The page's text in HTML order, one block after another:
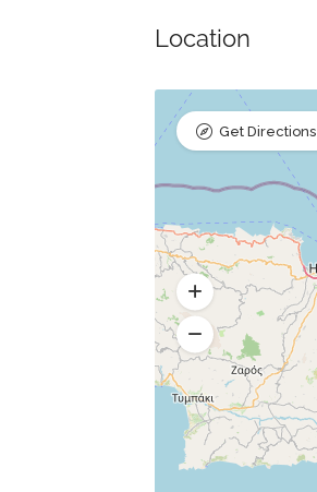
Location
Get Directions